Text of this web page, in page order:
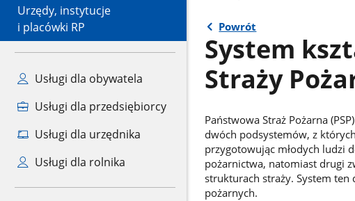
Urzędy, instytucje
i placówki RP
Usługi dla obywatela
Usługi dla przedsiębiorcy
Usługi dla urzędnika
Usługi dla rolnika
Powrót
System
Straży
Państwowa Straż Pożarna
dwóch podsystemów, z
przygotowując młodych ludzi
pożarnictwa, natomiast drugi
strukturach straży. System ten
pożarnych.